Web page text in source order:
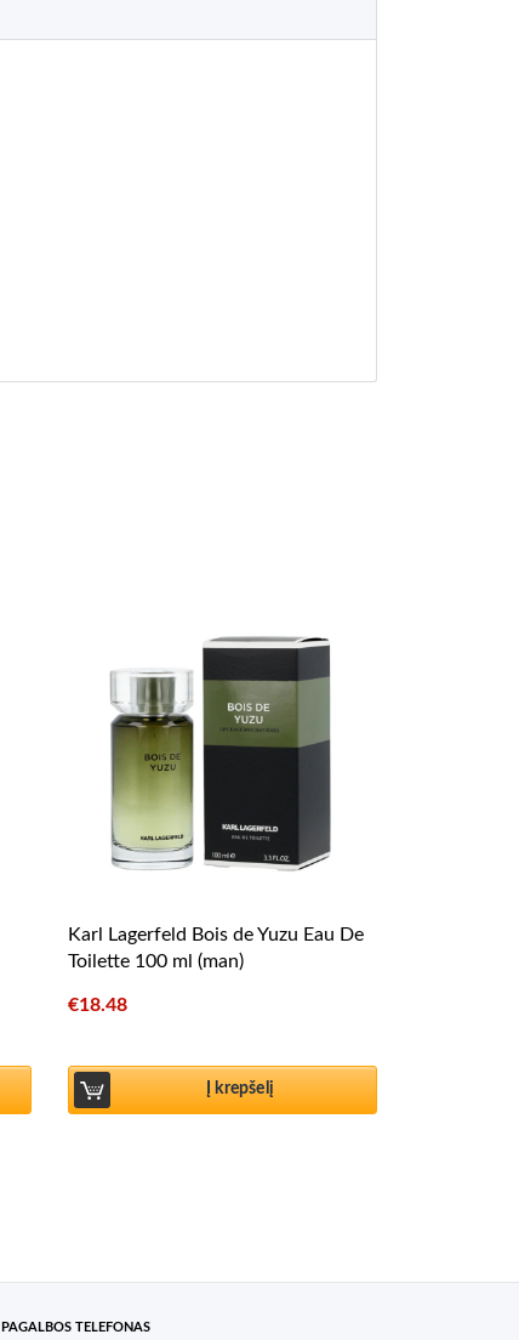
Karl Lagerfeld Bois de Yuzu Eau De
Toilette 100 ml (man)
€18.48
Į krepšelį
PAGALBOS TELEFONAS